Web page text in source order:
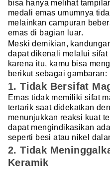
bisa hanya melihat
medali emas umumnya
melainkan campuran
emas di bagian luar.
Meski demikian,
dapat dikenali melalui sifat
karena itu, kamu bisa
berikut sebagai gambaran:
1. Tidak Bersifat
Emas tidak memiliki sifat
tertarik saat didekatkan
menunjukkan reaksi kuat
dapat mengindikasikan
seperti besi atau nikel
2. Tidak
Keramik